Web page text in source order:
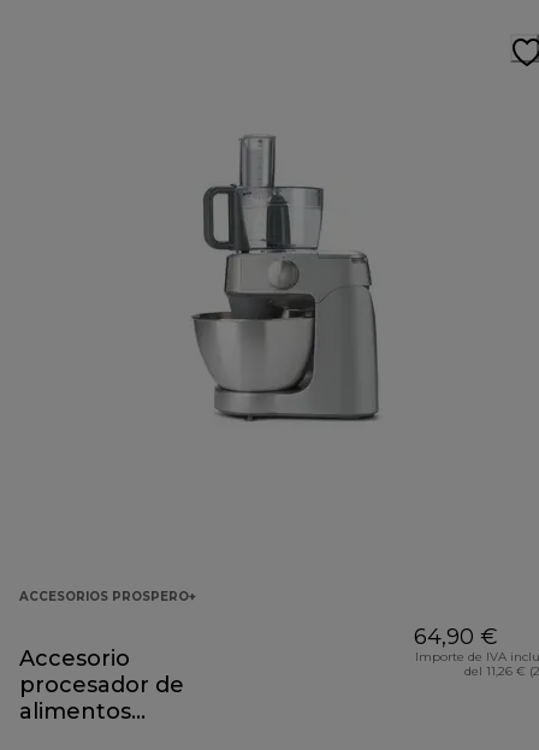
ACCESORIOS PROSPERO+
Accesorio
procesador de
alimentos
64,90 €
Importe de IVA
del 11,26 €